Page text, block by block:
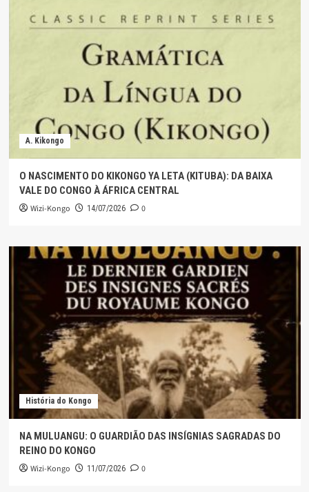
A. Kikongo
O NASCIMENTO DO KIKONGO YA LETA (KITUBA): DA BAIXA
VALE DO CONGO À ÁFRICA CENTRAL
Wizi-Kongo 14/07/2026 0
História do Kongo
NA MULUANGU: O GUARDIÃO DAS INSÍGNIAS SAGRADAS DO
REINO DO KONGO
Wizi-Kongo 11/07/2026 0